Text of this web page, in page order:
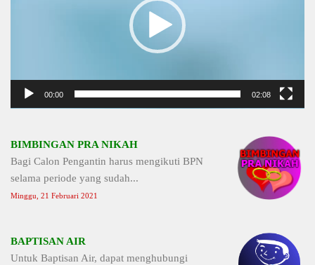
00:00 02:08
BIMBINGAN PRA NIKAH
Bagi Calon Pengantin harus mengikuti BPN
selama periode yang sudah...
Minggu, 21 Februari 2021
BAPTISAN AIR
Untuk Baptisan Air, dapat menghubungi